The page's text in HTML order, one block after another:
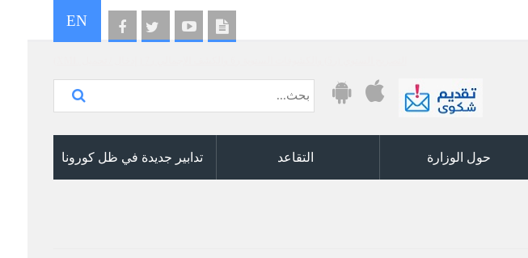
EN
حول الوزارة التقاعد تدابير جديدة في ظل كورونا